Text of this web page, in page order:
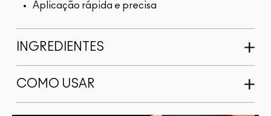
Aplicação rápida e precisa
INGREDIENTES
COMO USAR